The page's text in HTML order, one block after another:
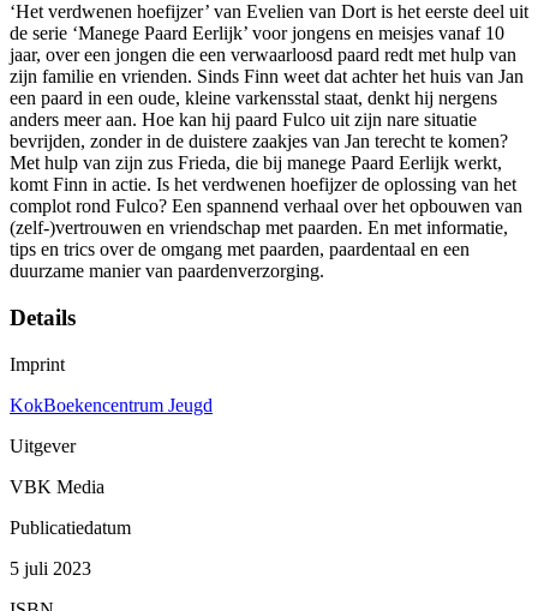
‘Het verdwenen hoefijzer’ van Evelien van Dort is het eerste deel uit
de serie ‘Manege Paard Eerlijk’ voor jongens en meisjes vanaf 10
jaar, over een jongen die een verwaarloosd paard redt met hulp van
zijn familie en vrienden. Sinds Finn weet dat achter het huis van Jan
een paard in een oude, kleine varkensstal staat, denkt hij nergens
anders meer aan. Hoe kan hij paard Fulco uit zijn nare situatie
bevrijden, zonder in de duistere zaakjes van Jan terecht te komen?
Met hulp van zijn zus Frieda, die bij manege Paard Eerlijk werkt,
komt Finn in actie. Is het verdwenen hoefijzer de oplossing van het
complot rond Fulco? Een spannend verhaal over het opbouwen van
(zelf-)vertrouwen en vriendschap met paarden. En met informatie,
tips en trics over de omgang met paarden, paardentaal en een
duurzame manier van paardenverzorging.
Details
Imprint
KokBoekencentrum Jeugd
Uitgever
VBK Media
Publicatiedatum
5 juli 2023